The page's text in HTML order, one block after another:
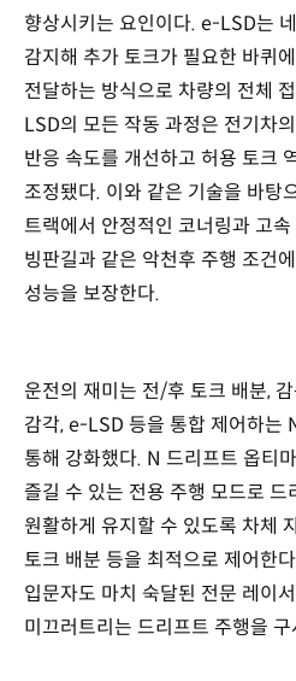
향상시키는 요인이다. e-LSD는
감지해 추가 토크가 필요한 바퀴
전달하는 방식으로 차량의 전체
LSD의 모든 작동 과정은 전기차
반응 속도를 개선하고 허용 토크
조정됐다. 이와 같은 기술을 바탕
트랙에서 안정적인 코너링과 고
빙판길과 같은 악천후 주행 조건
성능을 보장한다.
운전의 재미는 전/후 토크 배분,
감각, e-LSD 등을 통합 제어하는
통해 강화했다. N 드리프트 옵티
즐길 수 있는 전용 주행 모드로 드
원활하게 유지할 수 있도록 차체
토크 배분 등을 최적으로 제어한
입문자도 마치 숙달된 전문 레이
미끄러트리는 드리프트 주행을